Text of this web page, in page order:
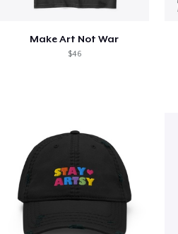
Make Art Not War
$46